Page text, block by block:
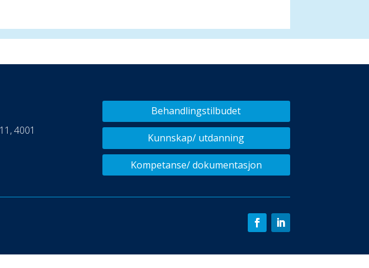
4001
Behandlingstilbudet
Kunnskap/ utdanning
Kompetanse/ dokumentasjon